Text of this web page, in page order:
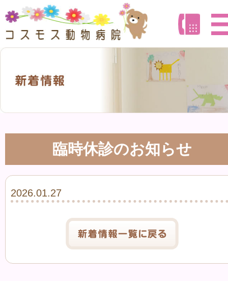
臨時休診のお知らせ
2026.01.27